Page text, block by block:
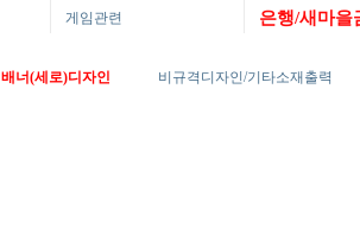
게임관련 은행/새마을
배너(세로)디자인 비규격디자인/기타소재출력